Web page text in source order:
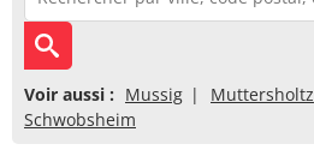
Voir aussi : Mussig Muttersholtz
Schwobsheim